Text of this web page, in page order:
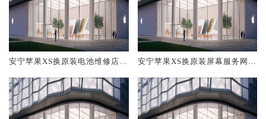
安宁苹果XS换原装电池维修店大
安宁苹果XS换原装屏幕服务网点